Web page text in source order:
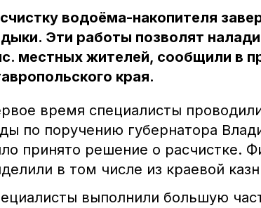
водоёма-накопителя
Эти работы позволят
местных жителей, сообщили в
края.
время специалисты
по поручению губернатора
принято решение о расчистке.
в том числе из краевой
выполнили большую